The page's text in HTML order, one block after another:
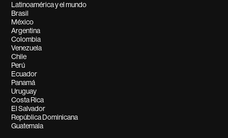
Latinoamérica y el mundo
Brasil
México
Argentina
Colombia
Venezuela
Chile
Perú
Ecuador
Panamá
Uruguay
Costa Rica
El Salvador
República Dominicana
Guatemala